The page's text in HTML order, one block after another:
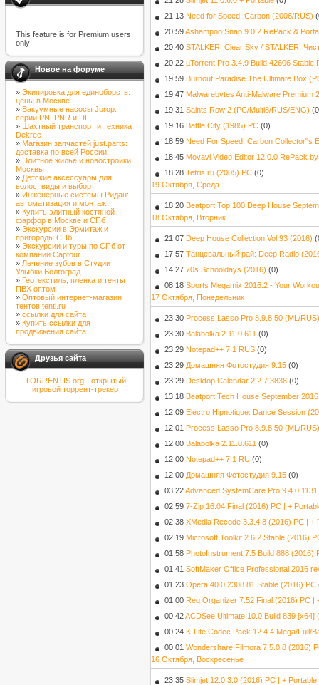
This feature is for Premium users
only!
Новое на форуме
» Экипировка для единоборств:
цены в Москве
» Вакуумные насосы Jurop:
серии PN, PNR и DL
» Шахтный транспорт и техника
Dekree
» Магазин запчастей just.parts:
доставка по всей России
» Элитное жилье и новостройки
Москвы
» Детские аксессуары для
волос: виды и выбор
» Инженерные системы Ридан:
автоматизация и монтаж
» Купить элитный костяной
фарфор в Москве и СПб
» Экскурсии в Эрмитаж и
пригороды СПб
» Экскурсии и туры по СПб от
компании Captour
» Лечение зубов в Студии
Улыбки Волгоград
» Геотекстиль, пленка и тенты
ПВХ оптом
» Оптовый интернет-магазин
тентов tenti.ru
» ссылки для сайта
» Купить ссылки для
продвижения сайта
Друзья сайта
TORRENTIS.org - открытый
игровой торрент-трекер
21:13 Need for Speed: Carbon (2006/RUS)
20:59Ashampoo Snap 9.0.2 RePack &
20:40 STALKER: Clear Sky / STALKER:
20:22 µTorrent Pro 3.4.9 Build 42606
19:59 Burnout Paradise The Ultimate Box
19:47 Malwarebytes Anti-Malware Premium
19:31 Saints Row 2 (PC/Multi8/RUS/ENG)
19:16 Battle City (1985) PC (0)
18:59 Need For Speed: Carbon Collector"s
18:45 Movavi Video Editor 12.0.0 RePack
18:28 Tetris ru (2005) PC (0)
19 Октября, Среда
18:20 Beatport Top 100 Deep House
18 Октября, Вторник
21:07 Deep House Collection Vol.93 (2016)
17:57 Танцевальный рай: Deep Radio
14:27 70s Schooldays (2016) (0)
08:18 Sports Megamix 2016.2 - Your
17 Октября, Понедельник
23:30 Process Lasso Pro 8.9.8.50 (ML/
23:30 Balabolka 2.11.0.611 (0)
23:29 Notepad++ 7.1 RUS (0)
23:29 Домашняя Фотостудия 9.15 (0)
23:29 Desktop Calendar 2.2.7.3838 (0)
13:18 Beatport Tech House September
12:09 Electro Hipnotique: Dance Session
12:01 Process Lasso Pro 8.9.8.50 (ML/
12:00 Balabolka 2.11.0.611 (0)
12:00 Notepad++ 7.1 RU (0)
12:00 Домашняя Фотостудия 9.15 (0)
03:22Advanced SystemCare Pro
02:59 7-Zip 16.04 Final (2016) PC | +
02:38 XMedia Recode 3.3.4.8 (2016) PC | +
02:19 Microsoft Toolkit 2.6.2 Stable (2016)
01:58 PhotoInstrument 7.5 Build 888 (2016)
01:41 SoftMaker Office Professional 2016
01:23 Opera 40.0.2308.81 Stable (2016) РС
01:00 Reg Organizer 7.52 Final (2016) PC |
00:42ACDSee Ultimate 10.0 Build 839
00:24 K-Lite Codec Pack 12.4.4 Mega/Full/
00:01 Wondershare Filmora 7.5.0.8 (2016)
16 Октября, Воскресенье
23:35 Slimjet 12.0.3.0 (2016) PC | + Portable